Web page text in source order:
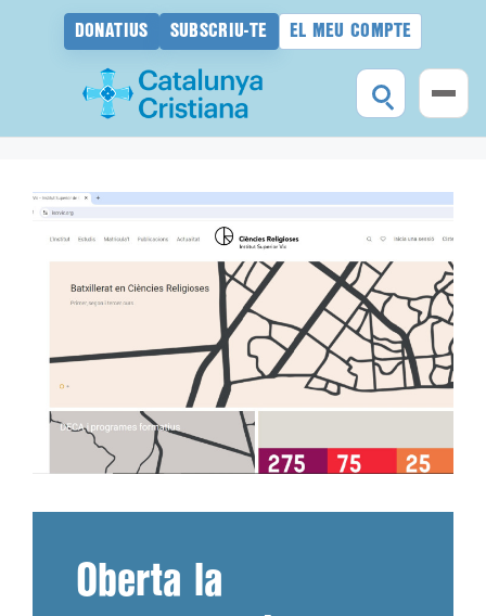
DONATIUS SUBSCRIU-TE EL MEU COMPTE
contingut
Oberta la